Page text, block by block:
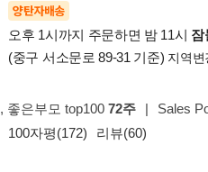
양탄자배송
오후 1시까지 주문하면 밤 11시 잠
(중구 서소문로 89-31 기준) 지역변
, 좋은부모 top100 72주 | Sales
100자평(172) 리뷰(60)